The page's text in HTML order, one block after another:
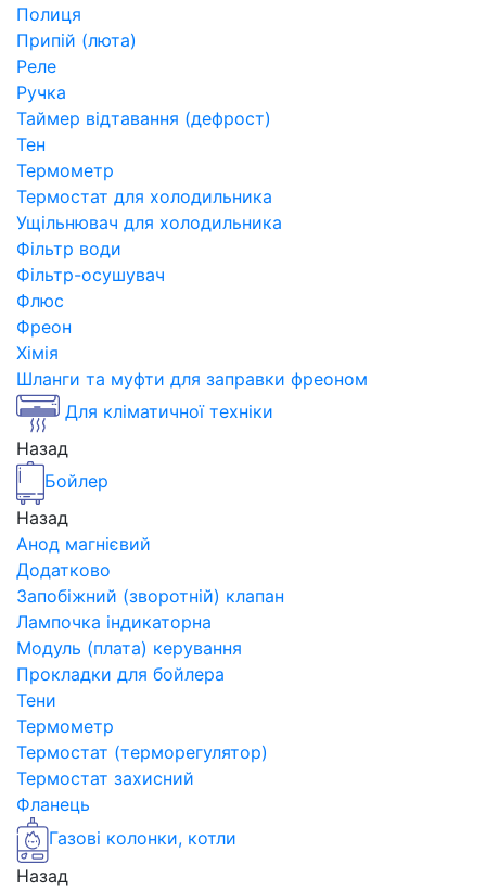
Полиця
Припій (люта)
Реле
Ручка
Таймер відтавання (дефрост)
Тен
Термометр
Термостат для холодильника
Ущільнювач для холодильника
Фільтр води
Фільтр-осушувач
Флюс
Фреон
Хімія
Шланги та муфти для заправки фреоном
Для кліматичної техніки
Назад
Бойлер
Назад
Анод магнієвий
Додатково
Запобіжний (зворотній) клапан
Лампочка індикаторна
Модуль (плата) керування
Прокладки для бойлера
Тени
Термометр
Термостат (терморегулятор)
Термостат захисний
Фланець
Газові колонки, котли
Назад